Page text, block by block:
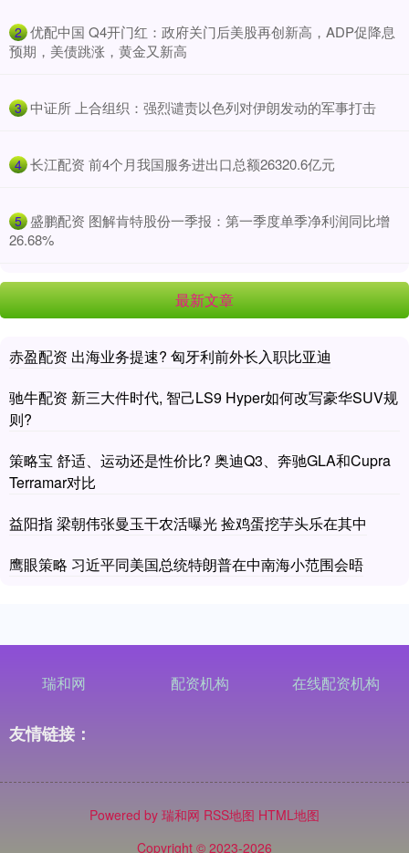
2 ​优配中国 Q4开门红：政府关门后美股再创新高，ADP促降息
预期，美债跳涨，黄金又新高
3 ​中证所 上合组织：强烈谴责以色列对伊朗发动的军事打击
4 ​长江配资 前4个月我国服务进出口总额26320.6亿元
5 ​盛鹏配资 图解肯特股份一季报：第一季度单季净利润同比增
26.68%
最新文章
赤盈配资 出海业务提速? 匈牙利前外长入职比亚迪
驰牛配资 新三大件时代, 智己LS9 Hyper如何改写豪华SUV规
则?
策略宝 舒适、运动还是性价比? 奥迪Q3、奔驰GLA和Cupra
Terramar对比
益阳指 梁朝伟张曼玉干农活曝光 捡鸡蛋挖芋头乐在其中
鹰眼策略 习近平同美国总统特朗普在中南海小范围会晤
瑞和网 配资机构 在线配资机构
友情链接：
Powered by 瑞和网 RSS地图 HTML地图
Copyright © 2023-2026